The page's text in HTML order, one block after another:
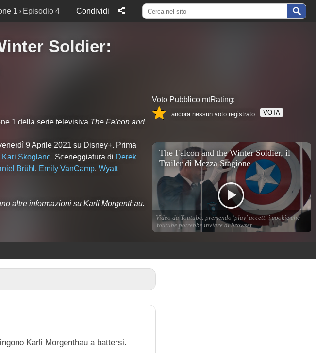
1 Episodio 4 Condividi
Soldier:
1 della serie televisiva The Falcon and
9 Aprile 2021 su Disney+. Prima
Kari Skogland. Sceneggiatura di Derek
Brühl , Emily VanCamp, Wyatt
altre informazioni su Karli Morgenthau.
Voto Pubblico mtRating:
ancora nessun voto registrato VOTA
Karli Morgenthau a battersi.